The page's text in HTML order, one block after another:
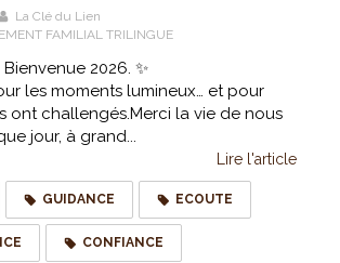
La Clé du Lien
FAMILIAL TRILINGUE
Bienvenue 2026. ✨
les moments lumineux… et pour
ont challengés.Merci la vie de nous
jour, à grand...
Lire l'article
GUIDANCE ECOUTE
CONFIANCE